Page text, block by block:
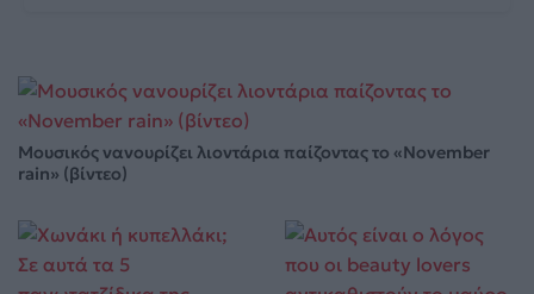
Μουσικός νανουρίζει λιοντάρια παίζοντας το «November
rain» (βίντεο)